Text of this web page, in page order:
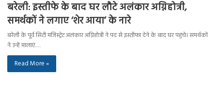
बरेली: इस्तीफे के बाद घर लौटे अलंकार अग्निहोत्री,
समर्थकों ने लगाए ‘शेर आया’ के नारे
बरेली के पूर्व सिटी मजिस्ट्रेट अलंकार अग्निहोत्री ने पद से इस्तीफा देने के बाद घर पहुंचे। समर्थकों
ने उन्हें मालाएं…
Read More »